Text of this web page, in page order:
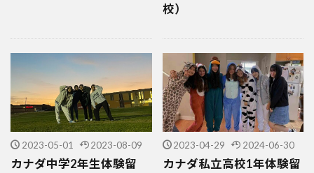
校）
2023-05-01 2023-08-09
カナダ中学2年生体験留
2023-04-29 2024-06-30
カナダ私立高校1年体験留